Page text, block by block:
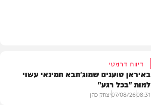
דיווח דרמטי
באיראן טוענים שמוג'תבא חמינאי עשוי
למות "בכל רגע"
08:31
07/08/26יצחק כהן